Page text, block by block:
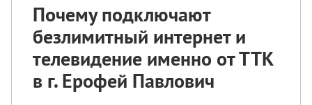
Почему подключают
безлимитный интернет и
телевидение именно от ТТК
в г. Ерофей Павлович